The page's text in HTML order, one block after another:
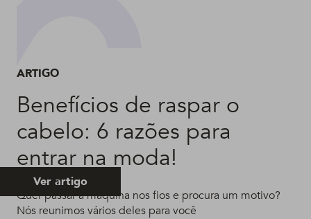
ARTIGO
Benefícios de raspar o
cabelo: 6 razões para
entrar na moda!
Quer passar a máquina nos fios e procura um motivo?
Nós reunimos vários deles para você
Ver artigo